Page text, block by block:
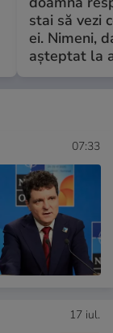
stai să vezi
ei. Nimeni,
așteptat la
07:33
17 iul.